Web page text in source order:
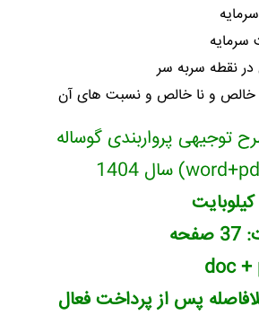
سرمایه
نقطه سربه سر
خالص و نا خالص و نسبت های آن
توجیهی پرواربندی گوساله
پس از پرداخت فعال